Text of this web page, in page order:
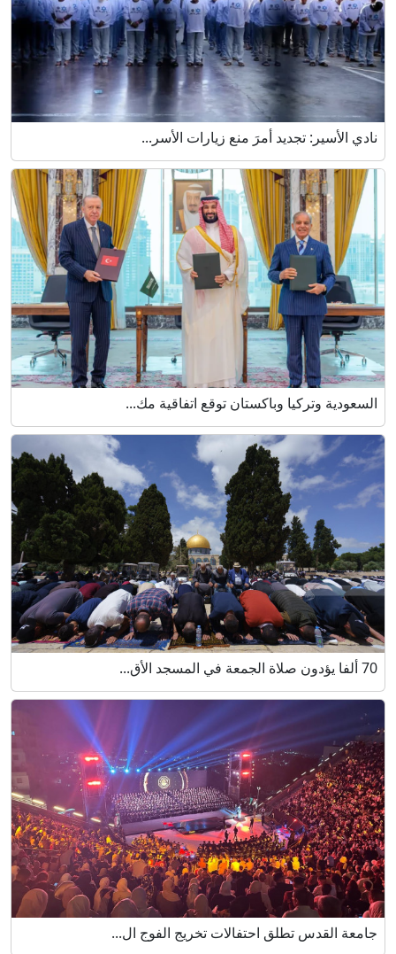
نادي الأسير: تجديد أمرَ منع زيارات الأسر...
السعودية وتركيا وباكستان توقع اتفاقية مك...
70 ألفا يؤدون صلاة الجمعة في المسجد الأق...
جامعة القدس تطلق احتفالات تخريج الفوج ال...